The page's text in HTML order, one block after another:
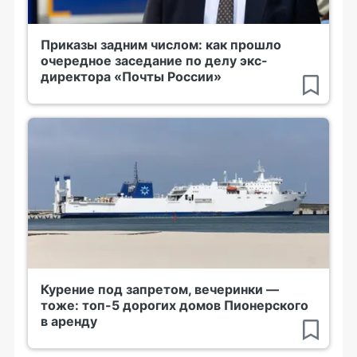
Приказы задним числом: как прошло
очередное заседание по делу экс-
директора «Почты России»
Курение под запретом, вечеринки —
тоже: топ-5 дорогих домов Пионерского
в аренду